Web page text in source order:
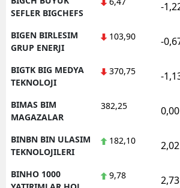
SEFLER BIGCHEFS
-
BIGEN BIRLESIM
GRUP ENERJI
103,90 -
BIGTK BIG MEDYA
TEKNOLOJI
370,75 -
BIMAS BIM
MAGAZALAR
382,25 0,00
BINBN BIN ULASIM
TEKNOLOJILERI
182,10 2,02
BINHO 1000
9,78 2,73